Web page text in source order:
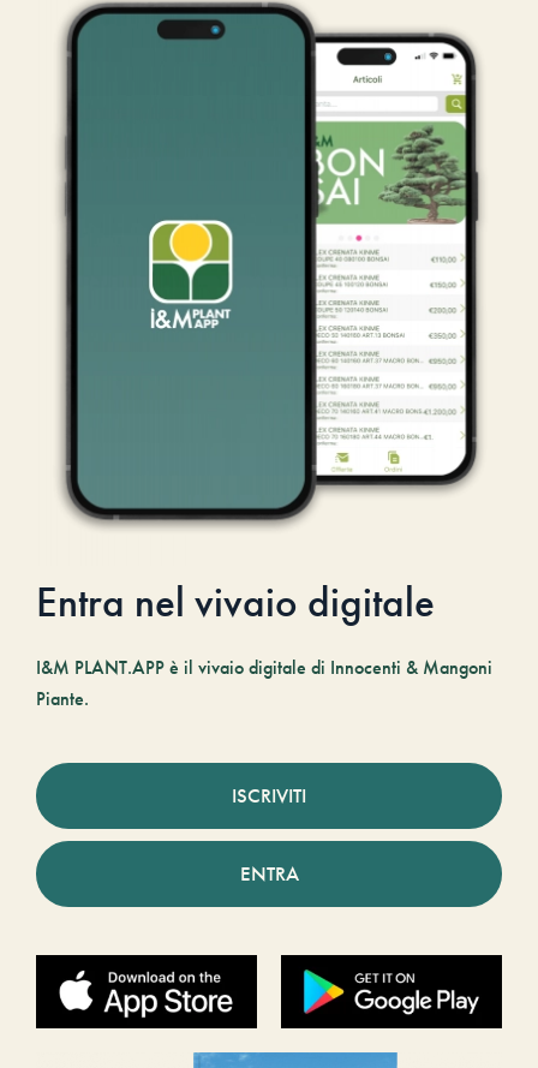
Entra nel vivaio digitale
I&M PLANT.APP è il vivaio digitale di Innocenti & Mangoni
Piante.
ISCRIVITI
ENTRA